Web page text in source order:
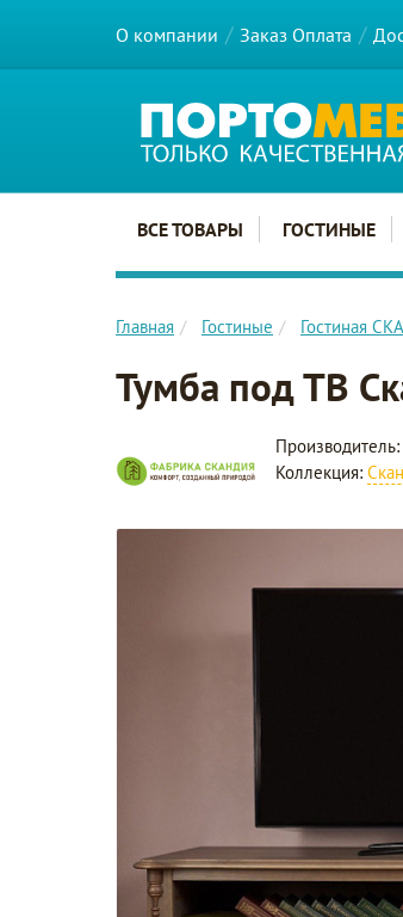
О компании Заказ Оплата
Главное меню сайта
ВСЕ ТОВАРЫ ГОСТИНЫЕ
Главная Гостиные Гостиная
Тумба под ТВ
Производитель:
Коллекция: